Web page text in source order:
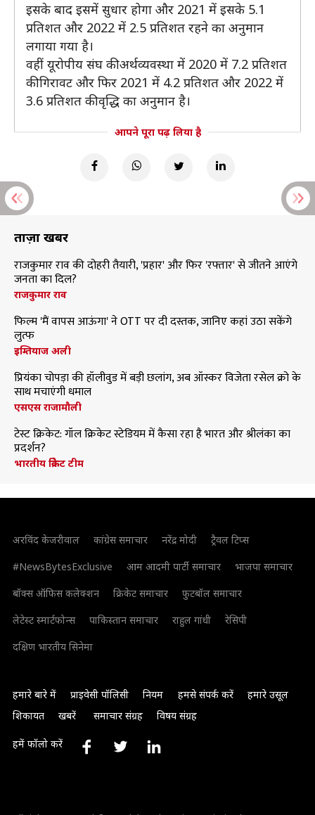
इसके बाद इसमें सुधार होगा और 2021 में इसके 5.1
प्रतिशत और 2022 में 2.5 प्रतिशत रहने का अनुमान
लगाया गया है।
वहीं यूरोपीय संघ की अर्थव्यवस्था में 2020 में 7.2 प्रतिशत
की गिरावट और फिर 2021 में 4.2 प्रतिशत और 2022 में
3.6 प्रतिशत की वृद्धि का अनुमान है।
आपने पूरा पढ़ लिया है
ताज़ा खबरें
राजकुमार राव की दोहरी तैयारी, 'प्रहार' और फिर 'रफ्तार' से जीतने आएंगे
जनता का दिल?
राजकुमार राव
फिल्म 'मैं वापस आऊंगा' ने OTT पर दी दस्तक, जानिए कहां उठा सकेंगे
लुत्फ
इम्तियाज अली
प्रियंका चोपड़ा की हॉलीवुड में बड़ी छलांग, अब ऑस्कर विजेता रसेल क्रो के
साथ मचाएंगी धमाल
एसएस राजामौली
टेस्ट क्रिकेट: गॉल क्रिकेट स्टेडियम में कैसा रहा है भारत और श्रीलंका का
प्रदर्शन?
भारतीय क्रिकेट टीम
अरविंद केजरीवाल कांग्रेस समाचार नरेंद्र मोदी
ट्रैवल टिप्स
#NewsBytesExclusive
आम आदमी पार्टी समाचार
भाजपा समाचार
बॉक्स ऑफिस कलेक्शन
क्रिकेट समाचार
फुटबॉल समाचार
लेटेस्ट स्मार्टफोन्स
पाकिस्तान समाचार राहुल गांधी
रेसिपी
दक्षिण भारतीय सिनेमा
हमारे बारे में प्राइवेसी पॉलिसी नियम हमसे संपर्क करें
हमारे उसूल
शिकायत
खबरें समाचार संग्रह विषय संग्रह
हमें फॉलो करें